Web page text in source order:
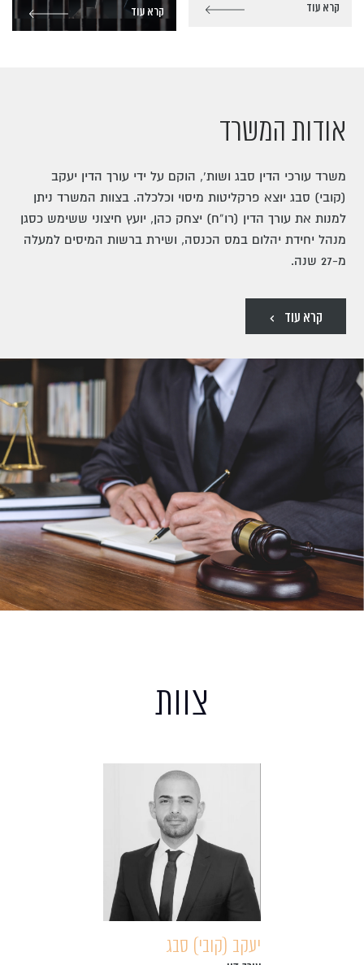
קרא עוד קרא עוד
אודות המשרד
משרד עורכי הדין סבג ושות’, הוקם על ידי עורך הדין יעקב
(קובי) סבג יוצא פרקליטות מיסוי וכלכלה. בצוות המשרד ניתן
למנות את עורך הדין (רו”ח) יצחק כהן, יועץ חיצוני ששימש כסגן
מנהל יחידת יהלום במס הכנסה, ושירת ברשות המיסים למעלה
מ-27 שנה.
קרא עוד
צוות
יעקב (קובי) סבג